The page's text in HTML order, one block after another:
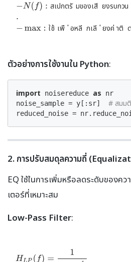
สเปกตร
ั มของเส
ี ยงรบกวน
ใช
้ เพ
ื ่ อหล
ี กเล
ี ่ ยงค่ าต
ิ
ตัวอย่างการใช้งานใน Python:
import noisereduce as nr
noise_sample = y[:sr] # สมม
reduced_noise =
2. การปรับสมดุลความถี่
EQ ใช้ในการเพิ่มหรือลดระดับของคว
เตอร์ที่เหมาะสม
Low-Pass Filter: